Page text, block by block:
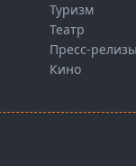
Туризм
Театр
Пресс-релизы
Кино